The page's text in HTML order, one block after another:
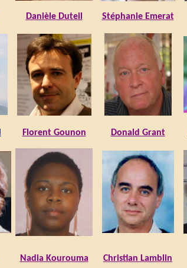
Danièle Duteil Stéphanie Emerat
Florent Gounon Donald Grant
Nadia Kourouma Christian Lamblin